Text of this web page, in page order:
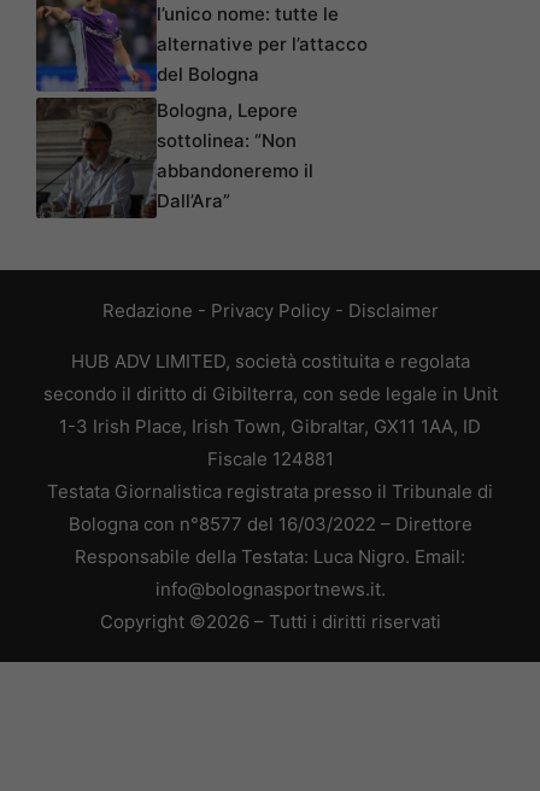
l’unico nome: tutte le
alternative per l’attacco
del Bologna
Bologna, Lepore
sottolinea: “Non
abbandoneremo il
Dall’Ara”
Redazione - Privacy Policy- Disclaimer
HUB ADV LIMITED, società costituita e regolata
secondo il diritto di Gibilterra, con sede legale in Unit
1-3 Irish Place, Irish Town, Gibraltar, GX11 1AA, ID
Fiscale 124881
Testata Giornalistica registrata presso il Tribunale di
Bologna con n°8577 del 16/03/2022 – Direttore
Responsabile della Testata: Luca Nigro. Email:
info@bolognasportnews.it.
Copyright ©2026 – Tutti i diritti riservati